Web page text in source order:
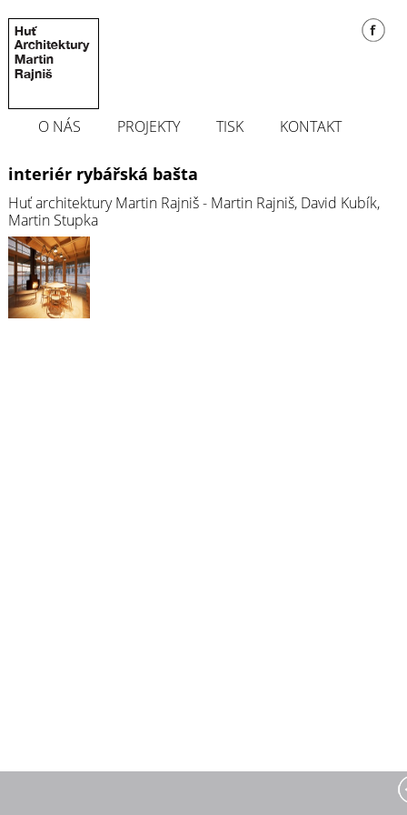
O NÁS PROJEKTY TISK KONTAKT
interiér rybářská bašta
Huť architektury Martin Rajniš - Martin Rajniš, David Kubík,
Martin Stupka